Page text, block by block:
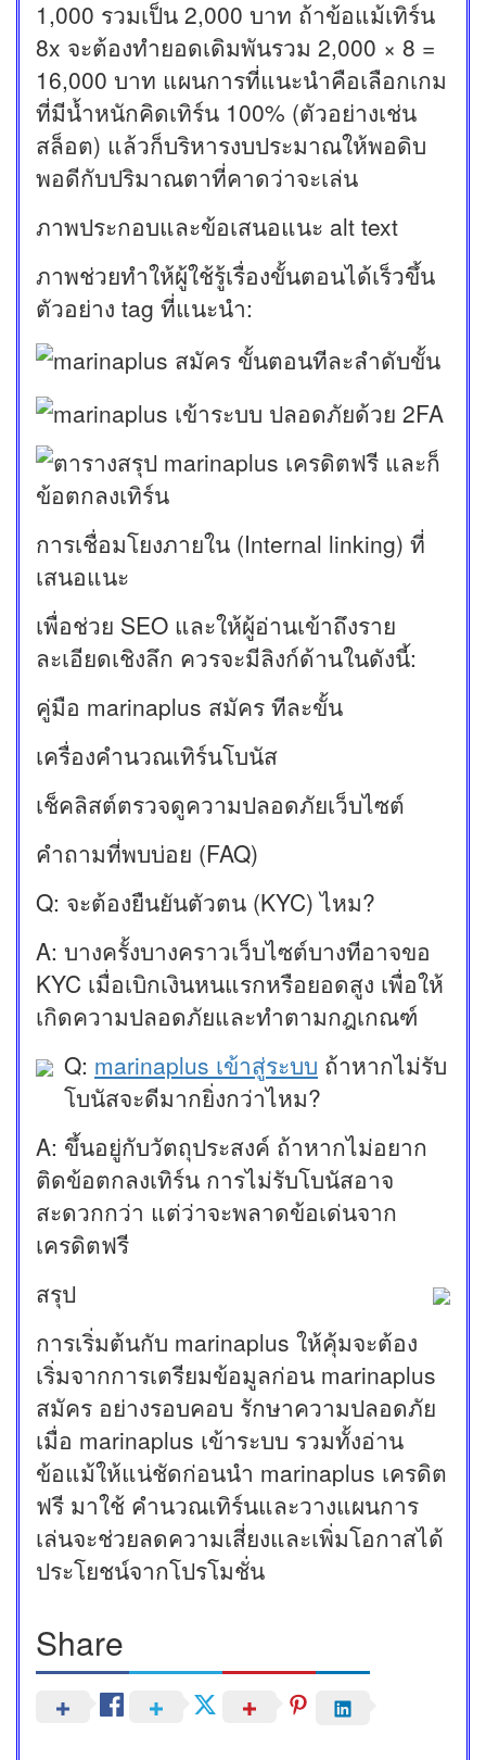
1,000 รวมเป็น 2,000 บาท ถ้าข้อแม้เทิร์น
8x จะต้องทำยอดเดิมพันรวม 2,000 × 8 =
16,000 บาท แผนการที่แนะนำคือเลือกเกม
ที่มีน้ำหนักคิดเทิร์น 100% (ตัวอย่างเช่น
สล็อต) แล้วก็บริหารงบประมาณให้พอดิบ
พอดีกับปริมาณตาที่คาดว่าจะเล่น
ภาพประกอบและข้อเสนอแนะ alt text
ภาพช่วยทำให้ผู้ใช้รู้เรื่องขั้นตอนได้เร็วขึ้น
ตัวอย่าง tag ที่แนะนำ:
การเชื่อมโยงภายใน (Internal linking) ที่
เสนอแนะ
เพื่อช่วย SEO และให้ผู้อ่านเข้าถึงราย
ละเอียดเชิงลึก ควรจะมีลิงก์ด้านในดังนี้:
คู่มือ marinaplus สมัคร ทีละขั้น
เครื่องคำนวณเทิร์นโบนัส
เช็คลิสต์ตรวจดูความปลอดภัยเว็บไซต์
คำถามที่พบบ่อย (FAQ)
Q: จะต้องยืนยันตัวตน (KYC) ไหม?
A: บางครั้งบางคราวเว็บไซต์บางทีอาจขอ
KYC เมื่อเบิกเงินหนแรกหรือยอดสูง เพื่อให้
เกิดความปลอดภัยและทำตามกฎเกณฑ์
Q: marinaplus เข้าสู่ระบบ ถ้าหากไม่รับ
โบนัสจะดีมากยิ่งกว่าไหม?
A: ขึ้นอยู่กับวัตถุประสงค์ ถ้าหากไม่อยาก
ติดข้อตกลงเทิร์น การไม่รับโบนัสอาจ
สะดวกกว่า แต่ว่าจะพลาดข้อเด่นจาก
เครดิตฟรี
สรุป
การเริ่มต้นกับ marinaplus ให้คุ้มจะต้อง
เริ่มจากการเตรียมข้อมูลก่อน marinaplus
สมัคร อย่างรอบคอบ รักษาความปลอดภัย
เมื่อ marinaplus เข้าระบบ รวมทั้งอ่าน
ข้อแม้ให้แน่ชัดก่อนนำ marinaplus เครดิต
ฟรี มาใช้ คำนวณเทิร์นและวางแผนการ
เล่นจะช่วยลดความเสี่ยงและเพิ่มโอกาสได้
ประโยชน์จากโปรโมชั่น
Share